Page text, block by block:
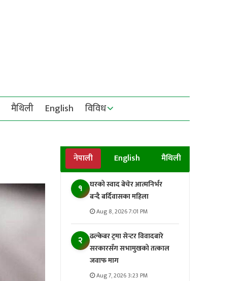
मैथिली English विविध
नेपाली English मैथिली
१
घरको स्वाद बेचेर आत्मनिर्भर
बन्दै बर्दिवासका महिला
Aug 8, 2026 7:01 PM
२
ढल्केबर ट्रमा सेन्टर विवादबारे
सरकारसँग सभामुखको तत्काल
जवाफ माग
Aug 7, 2026 3:23 PM